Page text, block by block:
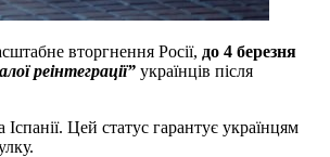
вторгнення Росії, до 4 березня
реінтеграції” українців після
Цей статус гарантує українцям